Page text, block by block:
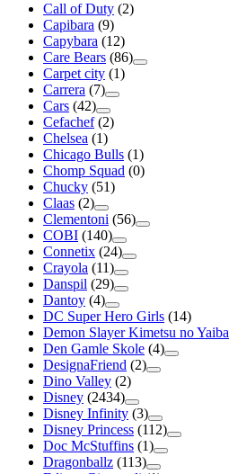
Call of Duty (2)
Capibara (9)
Capybara (12)
Care Bears (86)
Carpet city (1)
Carrera (7)
Cars (42)
Cefachef (2)
Chelsea (1)
Chicago Bulls (1)
Chomp Squad (0)
Chucky (51)
Claas (2)
Clementoni (56)
COBI (140)
Connetix (24)
Crayola (11)
Danspil (29)
Dantoy (4)
DC Super Hero Girls (14)
Demon Slayer Kimetsu no Yaiba
Den Gamle Skole (4)
DesignaFriend (2)
Dino Valley (2)
Disney (2434)
Disney Infinity (3)
Disney Princess (112)
Doc McStuffins (1)
Dragonballz (113)